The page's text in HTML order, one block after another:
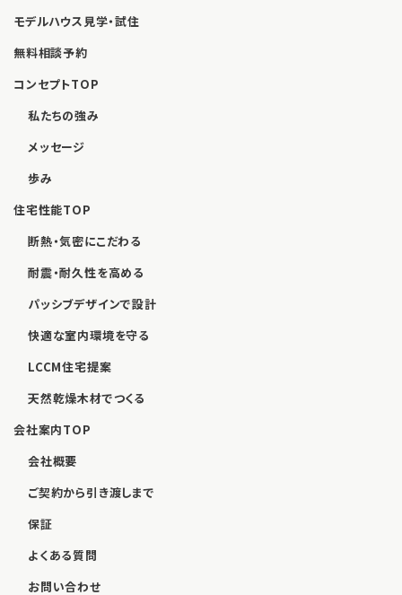
モデルハウス見学・試住
無料相談予約
コンセプトTOP
私たちの強み
メッセージ
歩み
住宅性能TOP
断熱・気密にこだわる
耐震・耐久性を高める
パッシブデザインで設計
快適な室内環境を守る
LCCM住宅提案
天然乾燥木材でつくる
会社案内TOP
会社概要
ご契約から引き渡しまで
保証
よくある質問
お問い合わせ